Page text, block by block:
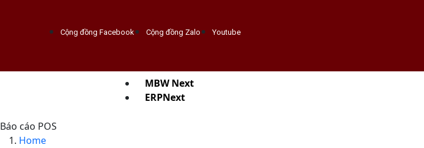
Cộng đồng Facebook Cộng đồng Zalo Youtube
MBW Next
ERPNext
Báo cáo POS
Home